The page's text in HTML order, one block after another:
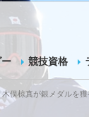
競技資格
俣椋真が銀メダルを